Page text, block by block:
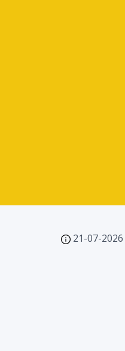
21-07-2026